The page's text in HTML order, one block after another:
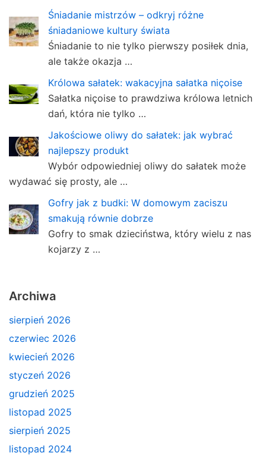
Śniadanie mistrzów – odkryj różne
śniadaniowe kultury świata
Śniadanie to nie tylko pierwszy posiłek dnia,
ale także okazja …
Królowa sałatek: wakacyjna sałatka niçoise
Sałatka niçoise to prawdziwa królowa letnich
dań, która nie tylko …
Jakościowe oliwy do sałatek: jak wybrać
najlepszy produkt
Wybór odpowiedniej oliwy do sałatek może
wydawać się prosty, ale …
Gofry jak z budki: W domowym zaciszu
smakują równie dobrze
Gofry to smak dzieciństwa, który wielu z nas
kojarzy z …
Archiwa
sierpień 2026
czerwiec 2026
kwiecień 2026
styczeń 2026
grudzień 2025
listopad 2025
sierpień 2025
listopad 2024